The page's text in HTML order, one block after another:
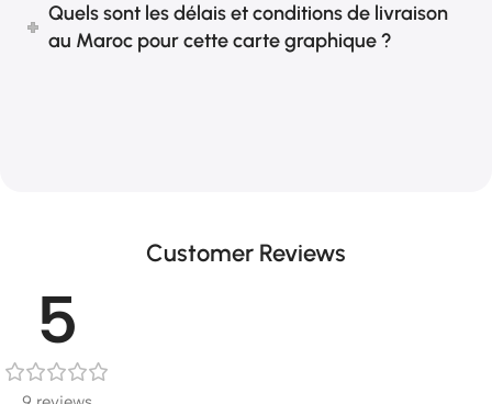
Quels sont les délais et conditions de livraison
au Maroc pour cette carte graphique ?
Customer Reviews
5